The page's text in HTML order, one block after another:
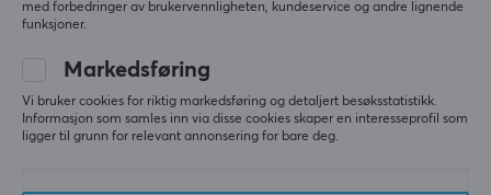
Level 14
Speedy Gladiator
Fungerte bra, men føltes litt dyrt for hva det
egentlig var. Ville mest bruke den til å feste bunnen
av bryterne, brukte ikke mange av de andre
funksjonene.
med forbedringer av brukervennligheten, kundeservice og andre lignende
funksjoner.
Markedsføring
Vi bruker cookies for riktig markedsføring og detaljert besøksstatistikk.
Informasjon som samles inn via disse cookies skaper en interesseprofil som
ligger til grunn for relevant annonsering for bare deg.